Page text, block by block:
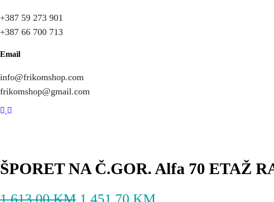
+387 59 273 901
+387 66 700 713
Email
info@frikomshop.com
frikomshop@gmail.com
ŠPORET NA Č.GOR. Alfa 70 ETAŽ
1.613,00KM 1.451,70 KM